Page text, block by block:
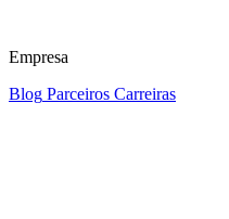
Empresa
Blog Parceiros Carreiras